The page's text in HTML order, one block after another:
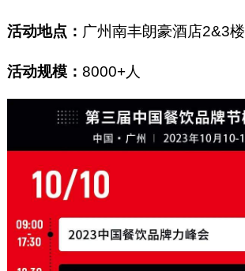
活动地点： 广州南丰朗豪酒店2&3楼
活动规模： 8000+人